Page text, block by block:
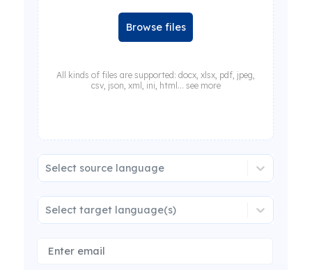
Browse files
All kinds of files are supported: docx, xlsx, pdf, jpeg,
csv, json, xml, ini, html... see more
Select source language
Select target language(s)